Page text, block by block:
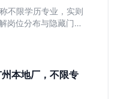
不限学历专业，实则
岗位分布与隐藏门
帮你判断是否值得投
本地厂，不限专